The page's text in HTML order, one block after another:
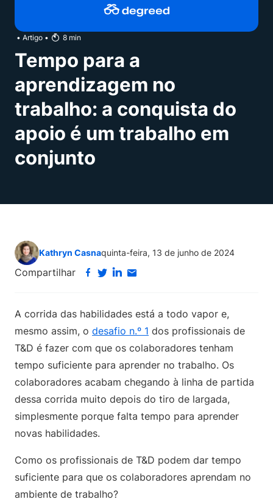
• Artigo • 8 min
Tempo para a
aprendizagem no
trabalho: a conquista do
apoio é um trabalho em
conjunto
Kathryn Casnaquinta-feira, 13 de junho de 2024
Compartilhar
A corrida das habilidades está a todo vapor e,
mesmo assim, o desafio n.º 1 dos profissionais de
T&D é fazer com que os colaboradores tenham
tempo suficiente para aprender no trabalho. Os
colaboradores acabam chegando à linha de partida
dessa corrida muito depois do tiro de largada,
simplesmente porque falta tempo para aprender
novas habilidades.
Como os profissionais de T&D podem dar tempo
suficiente para que os colaboradores aprendam no
ambiente de trabalho?